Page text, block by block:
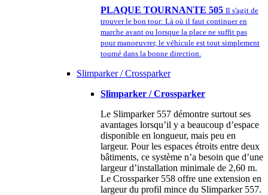
PLAQUE TOURNANTE 505 Il s'agit de
trouver le bon tour: Là où il faut continuer en
marche avant ou lorsque la place ne suffit pas
pour manoeuvrer, le véhicule est tout simplement
tourné dans la bonne direction.
Slimparker / Crossparker
Slimparker / Crossparker
Le Slimparker 557 démontre surtout ses
avantages lorsqu’il y a beaucoup d’espace
disponible en longueur, mais peu en
largeur. Pour les espaces étroits entre deux
bâtiments, ce système n’a besoin que d’une
largeur d’installation minimale de 2,60 m.
Le Crossparker 558 offre une extension en
largeur du profil mince du Slimparker 557.